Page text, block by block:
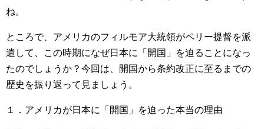
ね。
ところで、アメリカのフィルモア大統領がペリー提督を派
遣して、この時期になぜ日本に「開国」を迫ることになっ
たのでしょうか？今回は、開国から条約改正に至るまでの
歴史を振り返って見ましょう。
１．アメリカが日本に「開国」を迫った本当の理由